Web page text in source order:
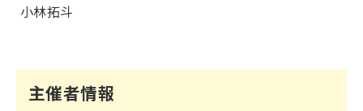
小林拓斗
主催者情報